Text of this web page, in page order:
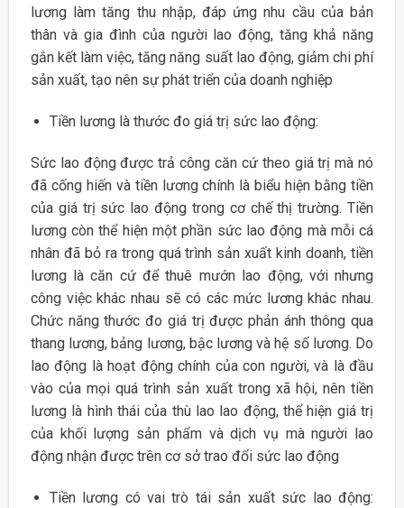
lương làm tăng thu nhập, đáp ứng nhu cầu của bản
thân và gia đình của người lao động, tăng khả năng
gắn kết làm việc, tăng năng suất lao động, giảm chi phí
sản xuất, tạo nên sự phát triển của doanh nghiệp
Tiền lương là thước đo giá trị sức lao động:
Sức lao động được trả công căn cứ theo giá trị mà nó
đã cống hiến và tiền lương chính là biểu hiện bằng tiền
của giá trị sức lao động trong cơ chế thị trường. Tiền
lương còn thể hiện một phần sức lao động mà mỗi cá
nhân đã bỏ ra trong quá trình sản xuất kinh doanh, tiền
lương là căn cứ để thuê mướn lao động, với nhưng
công việc khác nhau sẽ có các mức lương khác nhau.
Chức năng thước đo giá trị được phản ánh thông qua
thang lương, bảng lương, bậc lương và hệ số lương. Do
lao động là hoạt động chính của con người, và là đầu
vào của mọi quá trình sản xuất trong xã hội, nên tiền
lương là hình thái của thù lao lao động, thể hiện giá trị
của khối lượng sản phẩm và dịch vụ mà người lao
động nhận được trên cơ sở trao đổi sức lao động
Tiền lương có vai trò tái sản xuất sức lao động: